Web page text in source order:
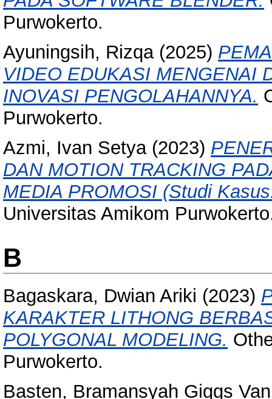
Purwokerto.
Ayuningsih, Rizqa(2025)
VIDEO EDUKASI MENGENAI
INOVASI PENGOLAHANNYA.
Purwokerto.
Azmi, Ivan Setya(2023)
DAN MOTION TRACKING
MEDIA PROMOSI (Studi
Universitas Amikom
B
Bagaskara, Dwian Ariki (2023)
KARAKTER LITHONG
POLYGONAL MODELING.
Purwokerto.
Basten, Bramansyah Giggs Van